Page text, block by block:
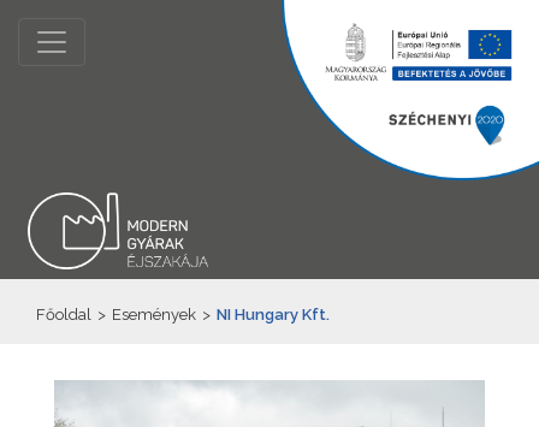
Főoldal > Események > NI Hungary Kft.